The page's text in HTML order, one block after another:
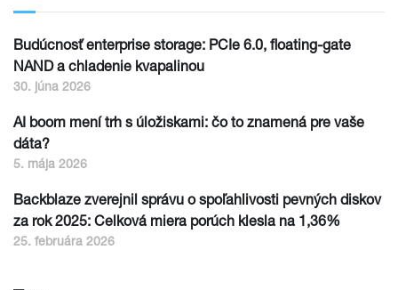
Budúcnosť enterprise storage: PCIe 6.0, floating-gate
NAND a chladenie kvapalinou
30. júna 2026
AI boom mení trh s úložiskami: čo to znamená pre vaše
dáta?
5. mája 2026
Backblaze zverejnil správu o spoľahlivosti pevných diskov
za rok 2025: Celková miera porúch klesla na 1,36%
25. februára 2026